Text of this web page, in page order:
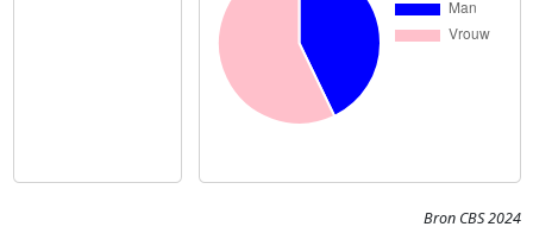
Bron CBS 2024